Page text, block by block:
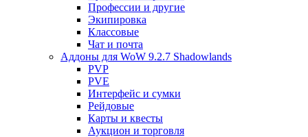
Профессии и другие
Экипировка
Классовые
Чат и почта
Аддоны для WoW 9.2.7 Shadowlands
PVP
PVE
Интерфейс и сумки
Рейдовые
Карты и квесты
Аукцион и торговля